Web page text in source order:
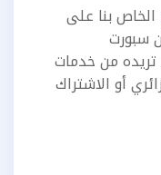
الخاص بنا على
سبورت
ما تريده من خدمات
أو الاشتراك